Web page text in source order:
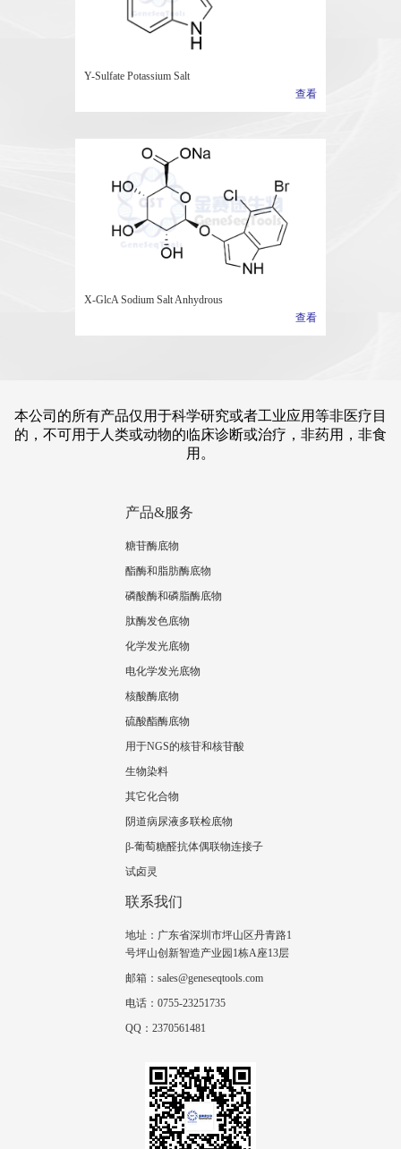
Y-Sulfate Potassium Salt
查看
X-GlcA Sodium Salt Anhydrous
查看
本公司的所有产品仅用于科学研究或者工业应用等非医疗目
的，不可用于人类或动物的临床诊断或治疗，非药用，非食
用。
产品&服务
糖苷酶底物
酯酶和脂肪酶底物
磷酸酶和磷脂酶底物
肽酶发色底物
化学发光底物
电化学发光底物
核酸酶底物
硫酸酯酶底物
用于NGS的核苷和核苷酸
生物染料
其它化合物
阴道病尿液多联检底物
β-葡萄糖醛抗体偶联物连接子
试卤灵
联系我们
地址：广东省深圳市坪山区丹青路1
号坪山创新智造产业园1栋A座13层
邮箱：sales@geneseqtools.com
电话：0755-23251735
QQ：2370561481